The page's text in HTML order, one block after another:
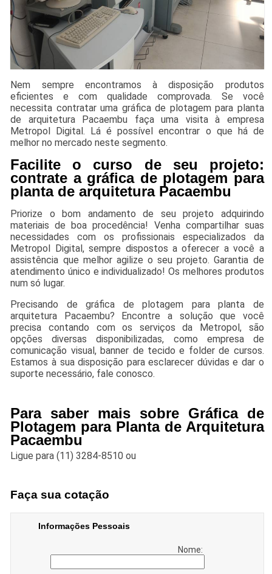
Nem sempre encontramos à disposição produtos
eficientes e com qualidade comprovada. Se você
necessita contratar uma gráfica de plotagem para planta
de arquitetura Pacaembu faça uma visita à empresa
Metropol Digital. Lá é possível encontrar o que há de
melhor no mercado neste segmento.
Facilite o curso de seu projeto:
contrate a gráfica de plotagem para
planta de arquitetura Pacaembu
Priorize o bom andamento de seu projeto adquirindo
materiais de boa procedência! Venha compartilhar suas
necessidades com os profissionais especializados da
Metropol Digital, sempre dispostos a oferecer a você a
assistência que melhor agilize o seu projeto. Garantia de
atendimento único e individualizado! Os melhores produtos
num só lugar.
Precisando de gráfica de plotagem para planta de
arquitetura Pacaembu? Encontre a solução que você
precisa contando com os serviços da Metropol, são
opções diversas disponibilizadas, como empresa de
comunicação visual, banner de tecido e folder de cursos.
Estamos à sua disposição para esclarecer dúvidas e dar o
suporte necessário, fale conosco.
Para saber mais sobre Gráfica de
Plotagem para Planta de Arquitetura
Pacaembu
Ligue para(11) 3284-8510 ou
Faça sua cotação
Informações Pessoais
Nome: